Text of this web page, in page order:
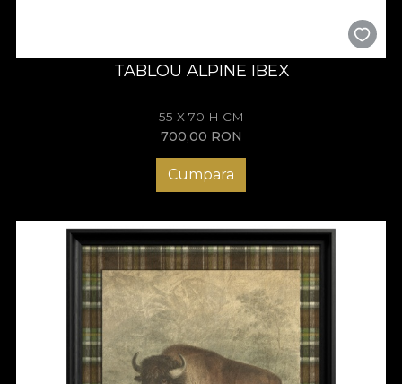
TABLOU ALPINE IBEX
55 X 70 H CM
700,00 RON
Cumpara